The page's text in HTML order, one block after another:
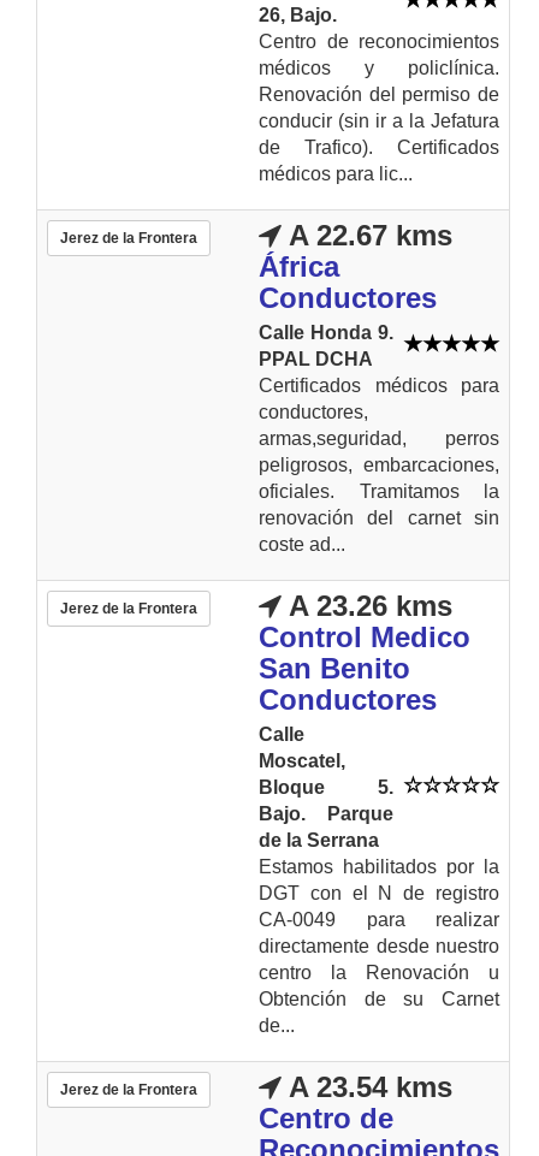
26, Bajo.
Centro de reconocimientos
médicos y policlínica.
Renovación del permiso de
conducir (sin ir a la Jefatura
de Trafico). Certificados
médicos para lic...
Jerez de la Frontera
A 22.67 kms
África
Conductores
Calle Honda 9.
PPAL DCHA
Certificados médicos para
conductores,
armas,seguridad, perros
peligrosos, embarcaciones,
oficiales. Tramitamos la
renovación del carnet sin
coste ad...
Jerez de la Frontera
A 23.26 kms
Control Medico
San Benito
Conductores
Calle
Moscatel,
Bloque 5.
Bajo. Parque
de la Serrana
Estamos habilitados por la
DGT con el N de registro
CA-0049 para realizar
directamente desde nuestro
centro la Renovación u
Obtención de su Carnet
de...
Jerez de la Frontera
A 23.54 kms
Centro de
Reconocimientos